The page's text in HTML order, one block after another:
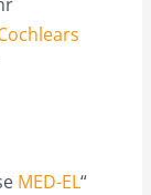
MED-EL“